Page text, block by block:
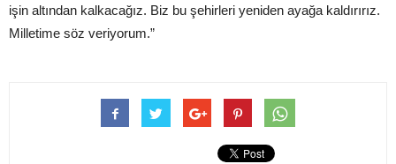
işin altından kalkacağız. Biz bu şehirleri yeniden ayağa kaldırırız.
Milletime söz veriyorum.”